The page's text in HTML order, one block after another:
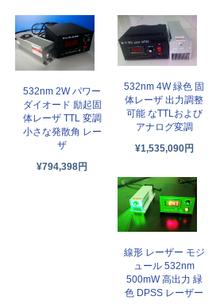
532nm 2W パワー
ダイオード 励起固
体レーザ TTL 変調
小さな発散角 レー
ザ
¥794,398円
532nm 4W 緑色 固
体レーザ 出力調整
可能 なTTLおよび
アナログ変調
¥1,535,090円
線形 レーザー モジ
ュール 532nm
500mW 高出力 緑
色 DPSS レーザー